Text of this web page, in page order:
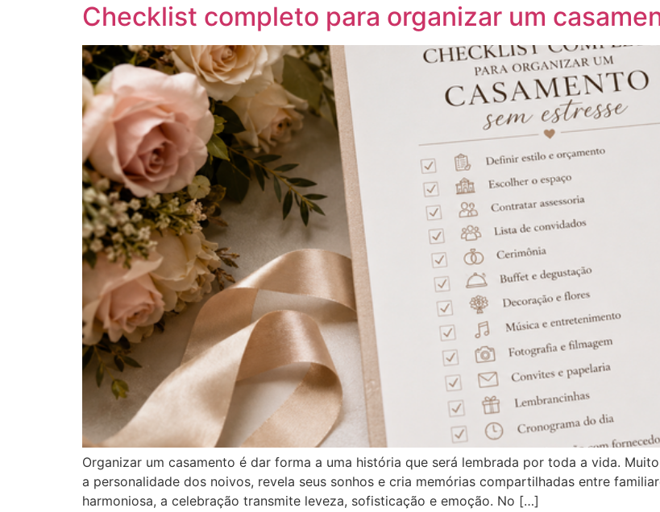
Checklist completo para organizar um
Organizar um casamento é dar forma a uma história que será lembrada por toda a vida.
a personalidade dos noivos, revela seus sonhos e cria memórias compartilhadas entre
harmoniosa, a celebração transmite leveza, sofisticação e emoção. No […]